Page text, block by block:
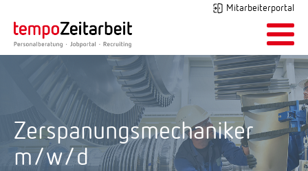
Mitarbeiterportal
Zerspanungsmechaniker
m/w/d